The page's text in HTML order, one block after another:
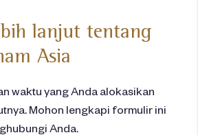
lanjut tentang
Asia
waktu yang Anda alokasikan
Mohon lengkapi formulir ini
Anda.